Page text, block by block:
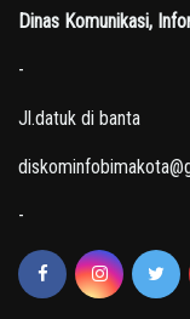
Dinas Komunikasi,
-
Jl.datuk di banta
-